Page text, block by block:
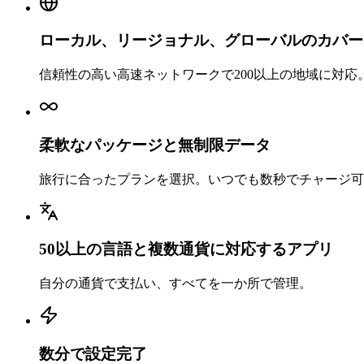
ローカル、リージョナル、グローバルのカバー
信頼性の高い高速ネットワークで200以上の地域に対応
柔軟なパッケージと無制限データ
旅行に合ったプランを選択。いつでも数秒でチャージ
50以上の言語と複数通貨に対応するアプリ
自分の通貨で支払い、すべてを一か所で管理。
数分で設定完了